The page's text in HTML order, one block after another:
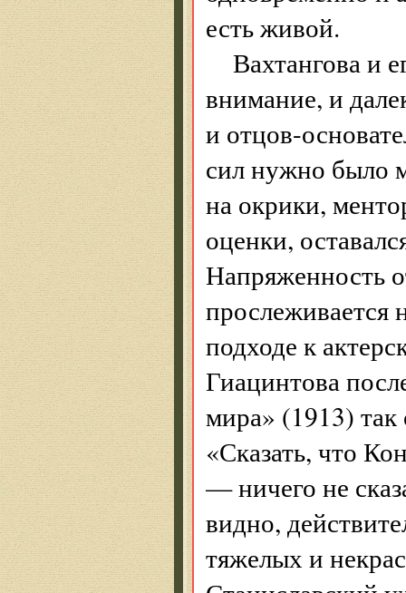
есть живой.
Вахтангова и
внимание, и
и отцов-
сил нужно было
на окрики,
оценки,
Напряженность
прослеживается
подходе к
Гиацинтова
мира» (1913)
«Сказать, что
— ничего не
видно,
тяжелых и